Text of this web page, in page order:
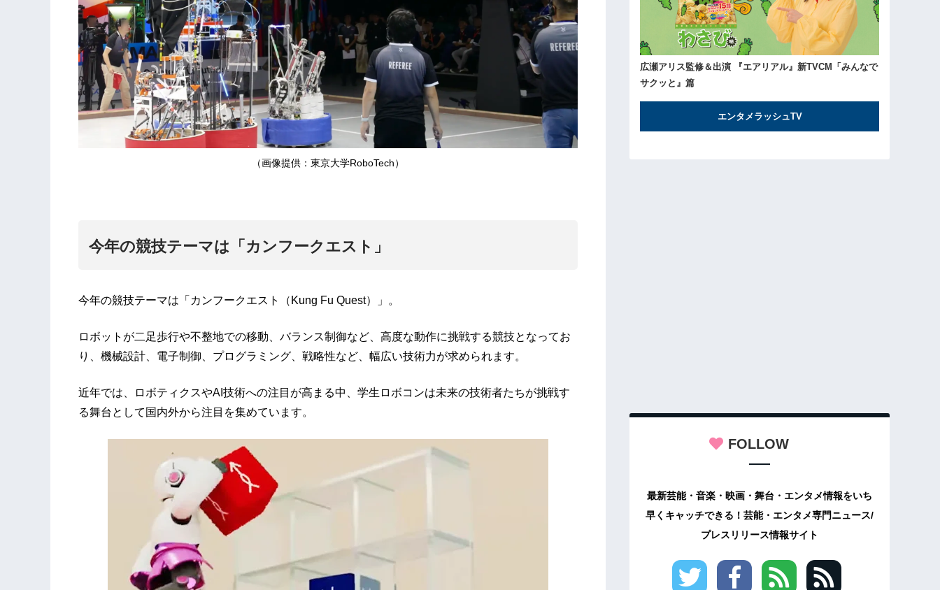
（画像提供：東京大学RoboTech）
今年の競技テーマは「カンフークエスト」
今年の競技テーマは「カンフークエスト（Kung Fu Quest）」。
ロボットが二足歩行や不整地での移動、バランス制御など、高度な動作に挑戦する競技となってお
り、機械設計、電子制御、プログラミング、戦略性など、幅広い技術力が求められます。
近年では、ロボティクスやAI技術への注目が高まる中、学生ロボコンは未来の技術者たちが挑戦す
る舞台として国内外から注目を集めています。
広瀬アリス監修＆出演 『エアリアル』新TVCM「みんなで
サクッと』篇
エンタメラッシュTV
FOLLOW
最新芸能・音楽・映画・舞台・エンタメ情報をいち
早くキャッチできる！芸能・エンタメ専門ニュース/
プレスリリース情報サイト